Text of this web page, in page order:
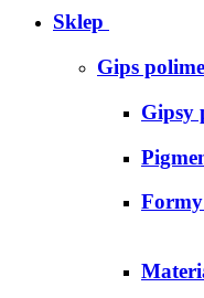
Sklep
Gips
Gipsy